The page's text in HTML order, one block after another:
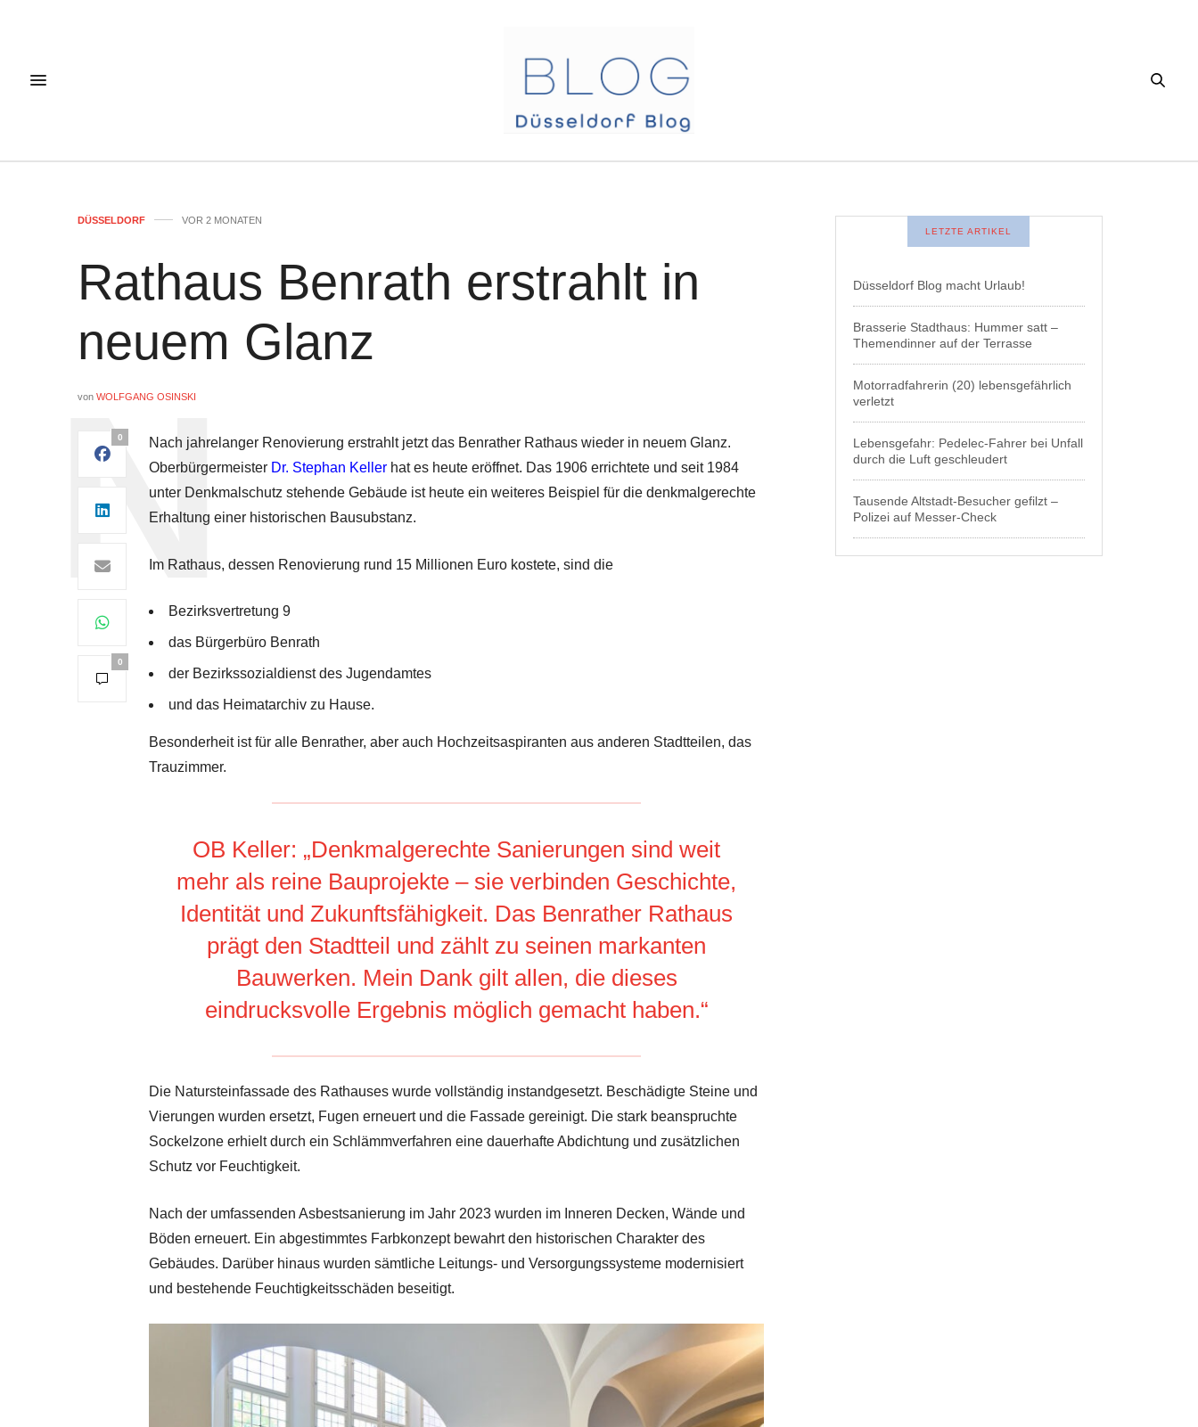
DÜSSELDORF VOR 2 MONATEN
Rathaus Benrath erstrahlt in
neuem Glanz
von WOLFGANG OSINSKI
0
0
Nach jahrelanger Renovierung erstrahlt jetzt das Benrather Rathaus wieder in neuem Glanz.
Oberbürgermeister Dr. Stephan Keller hat es heute eröffnet. Das 1906 errichtete und seit 1984
unter Denkmalschutz stehende Gebäude ist heute ein weiteres Beispiel für die denkmalgerechte
Erhaltung einer historischen Bausubstanz.
Im Rathaus, dessen Renovierung rund 15 Millionen Euro kostete, sind die
Bezirksvertretung 9
das Bürgerbüro Benrath
der Bezirkssozialdienst des Jugendamtes
und das Heimatarchiv zu Hause.
Besonderheit ist für alle Benrather, aber auch Hochzeitsaspiranten aus anderen Stadtteilen, das
Trauzimmer.
OB Keller: „Denkmalgerechte Sanierungen sind weit
mehr als reine Bauprojekte – sie verbinden Geschichte,
Identität und Zukunftsfähigkeit. Das Benrather Rathaus
prägt den Stadtteil und zählt zu seinen markanten
Bauwerken. Mein Dank gilt allen, die dieses
eindrucksvolle Ergebnis möglich gemacht haben.“
Die Natursteinfassade des Rathauses wurde vollständig instandgesetzt. Beschädigte Steine und
Vierungen wurden ersetzt, Fugen erneuert und die Fassade gereinigt. Die stark beanspruchte
Sockelzone erhielt durch ein Schlämmverfahren eine dauerhafte Abdichtung und zusätzlichen
Schutz vor Feuchtigkeit.
Nach der umfassenden Asbestsanierung im Jahr 2023 wurden im Inneren Decken, Wände und
Böden erneuert. Ein abgestimmtes Farbkonzept bewahrt den historischen Charakter des
Gebäudes. Darüber hinaus wurden sämtliche Leitungs- und Versorgungssysteme modernisiert
und bestehende Feuchtigkeitsschäden beseitigt.
LETZTE ARTIKEL
Düsseldorf Blog macht Urlaub!
Brasserie Stadthaus: Hummer satt –
Themendinner auf der Terrasse
Motorradfahrerin (20) lebensgefährlich
verletzt
Lebensgefahr: Pedelec-Fahrer bei Unfall
durch die Luft geschleudert
Tausende Altstadt-Besucher gefilzt –
Polizei auf Messer-Check